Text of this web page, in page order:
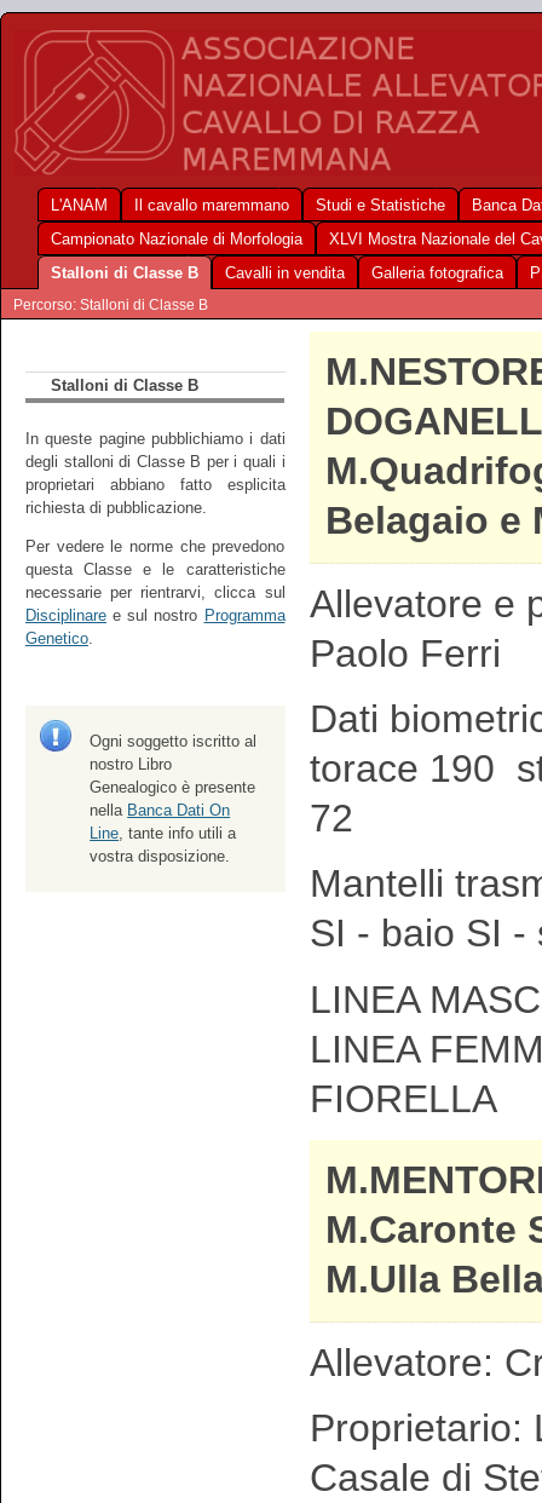
L'ANAM Il cavallo maremmano Studi e Statistiche
Banca
Campionato Nazionale di Morfologia
XLVI Mostra Nazionale del
Stalloni di Classe B
Cavalli in vendita Galleria fotografica
Percorso: Stalloni di Classe B
Stalloni di Classe B
In queste pagine pubblichiamo i dati
degli stalloni di Classe B per i quali i
proprietari abbiano fatto esplicita
richiesta di pubblicazione.
Per vedere le norme che prevedono
questa Classe e le caratteristiche
necessarie per rientrarvi, clicca sul
Disciplinare e sul nostro Programma
Genetico.
Ogni soggetto iscritto al
nostro Libro
Genealogico è presente
nella Banca Dati On
Line , tante info utili a
vostra disposizione.
Belagaio e
Allevatore e
Paolo Ferri
Dati
torace 190
72
Mantelli
SI - baio SI -
LINEA
LINEA
FIORELLA
M.Caronte
M.Ulla
Allevatore:
Proprietario:
Casale di